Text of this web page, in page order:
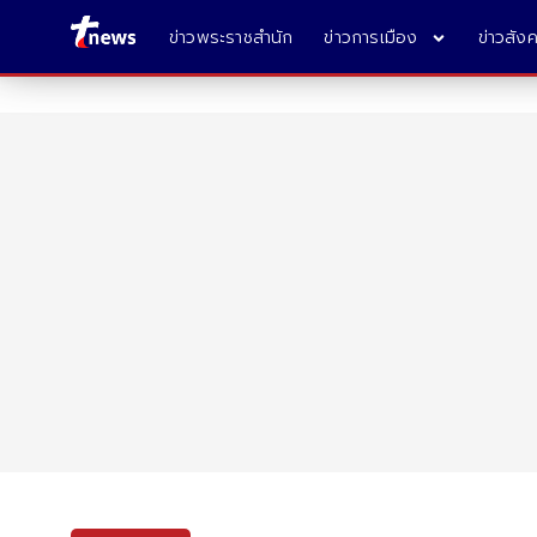
ข่าวพระราชสำนัก ข่าวการเมือง ข่าวสัง